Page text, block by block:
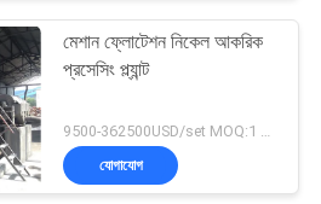
মেশান ফ্লোটেশন নিকেল আকরিক
প্রসেসিং প্ল্যান্ট
যোগাযোগ